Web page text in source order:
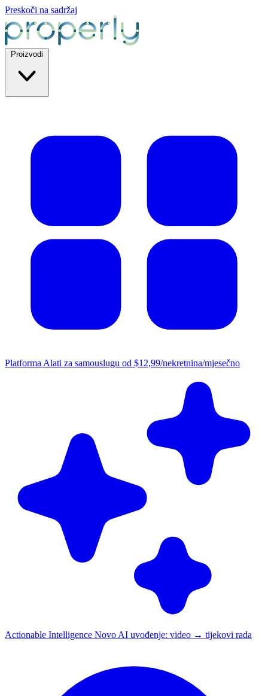
Preskoči na sadržaj
Platforma Alati za samouslugu od $12,99/nekretnina/mjesečno
Actionable Intelligence Novo AI uvođenje: video → tijekovi rada